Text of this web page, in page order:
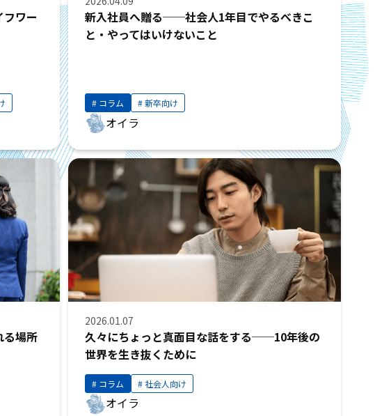
ワー
新入社員へ贈る──社会人1年目でやるべきこ
と・やってはいけないこと
コラム 新卒向け
オイラ
場所
2026.01.07
久々にちょっと真面目な話をする──10年後の
世界を生き抜くために
コラム 社会人向け
オイラ